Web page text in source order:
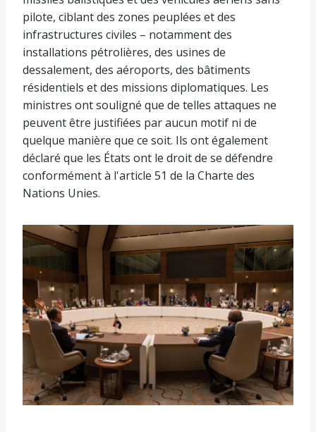
pilote, ciblant des zones peuplées et des
infrastructures civiles – notamment des
installations pétrolières, des usines de
dessalement, des aéroports, des bâtiments
résidentiels et des missions diplomatiques. Les
ministres ont souligné que de telles attaques ne
peuvent être justifiées par aucun motif ni de
quelque manière que ce soit. Ils ont également
déclaré que les États ont le droit de se défendre
conformément à l'article 51 de la Charte des
Nations Unies.